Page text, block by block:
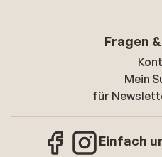
Fragen
Mein
für
Einfach